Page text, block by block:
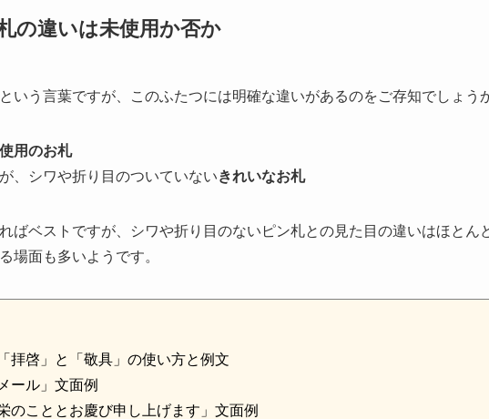
の違いは未使用か否か
いう言葉ですが、このふたつには明確な違いがあるのをご存知でしょう
用のお札
、シワや折り目のついていないきれいなお札
ばベストですが、シワや折り目のないピン札との見た目の違いはほとん
場面も多いようです。
拝啓」と「敬具」の使い方と例文
ール」文面例
のこととお慶び申し上げます」文面例